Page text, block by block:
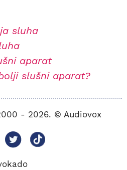
sluha
aparat
slušni aparat?
- 2026. © Audiovox